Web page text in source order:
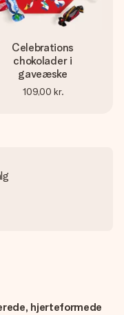
Celebrations
chokolader i
gaveæske
109,00 kr.
hjerteformede